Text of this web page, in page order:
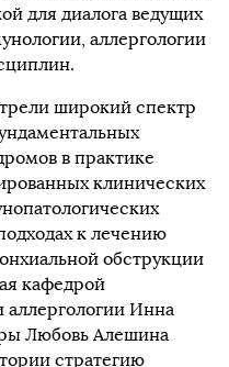
для диалога ведущих
аллергологии
широкий спектр
в практике
клинических
к лечению
обструкции
кафедрой
Инна
Любовь Алешина
стратегию